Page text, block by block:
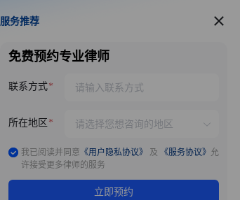
服务推荐
服务推荐
免费预约专业律师
联系方式
所在地区
我已阅读并同意 《用户隐私协议》 及 《服务协议》 允
许接受更多律师的服务
立即预约